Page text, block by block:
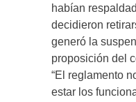
habían
decidieron
generó la
proposición del
“El reglamento
estar los